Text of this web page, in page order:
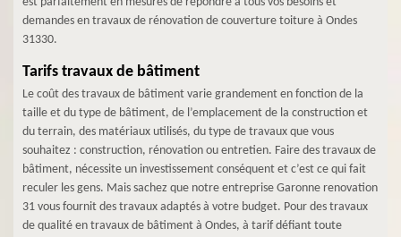
demandes en travaux de rénovation de couverture toiture à Ondes
31330.
Tarifs travaux de bâtiment
Le coût des travaux de bâtiment varie grandement en fonction de la
taille et du type de bâtiment, de l’emplacement de la construction et
du terrain, des matériaux utilisés, du type de travaux que vous
souhaitez : construction, rénovation ou entretien. Faire des travaux de
bâtiment, nécessite un investissement conséquent et c’est ce qui fait
reculer les gens. Mais sachez que notre entreprise Garonne renovation
31 vous fournit des travaux adaptés à votre budget. Pour des travaux
de qualité en travaux de bâtiment à Ondes, à tarif défiant toute